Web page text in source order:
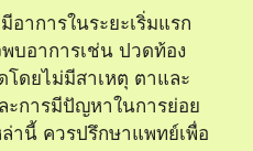
อาการในระยะเริ่มแรก
บอาการเช่น ปวดท้อง
ดยไม่มีสาเหตุ ตาและ
ะการมีปัญหาในการย่อย
านี้ ควรปรึกษาแพทย์เพื่อ